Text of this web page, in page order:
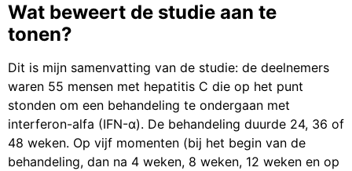
Wat beweert de studie aan te
tonen?
Dit is mijn samenvatting van de studie: de deelnemers
waren 55 mensen met hepatitis C die op het punt
stonden om een behandeling te ondergaan met
interferon-alfa (IFN-α). De behandeling duurde 24, 36 of
48 weken. Op vijf momenten (bij het begin van de
behandeling, dan na 4 weken, 8 weken, 12 weken en op